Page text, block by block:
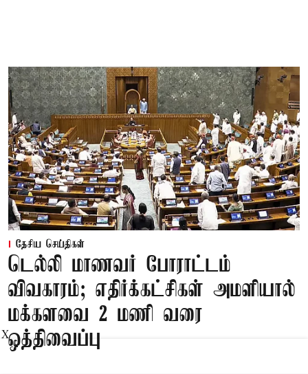
தேசிய செய்திகள்
டெல்லி மாணவர் போராட்டம்
விவகாரம்; எதிர்க்கட்சிகள் அமளியால்
மக்களவை 2 மணி வரை
ஒத்திவைப்பு
X